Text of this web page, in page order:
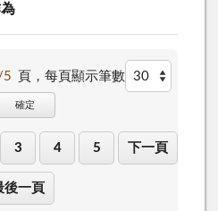
5 頁，每頁顯示筆數
確定
3 4 5 下一頁
後一頁